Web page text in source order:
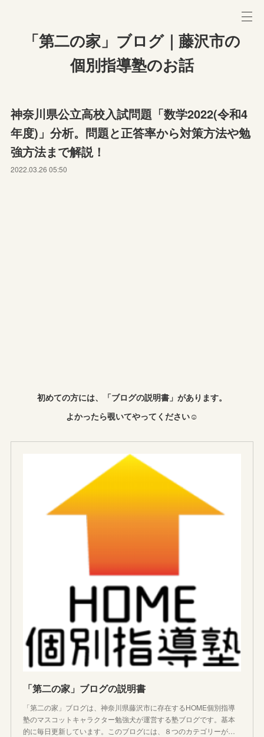
「第二の家」ブログ｜藤沢市の
個別指導塾のお話
神奈川県公立高校入試問題「数学2022(令和4
年度)」分析。問題と正答率から対策方法や勉
強方法まで解説！
2022.03.26 05:50
初めての方には、「ブログの説明書」があります。
よかったら覗いてやってください☺︎
「第二の家」ブログの説明書
「第二の家」ブログは、神奈川県藤沢市に存在するHOME個別指導
塾のマスコットキャラクター勉強犬が運営する塾ブログです。基本
的に毎日更新しています。このブログには、８つのカテゴリーが…